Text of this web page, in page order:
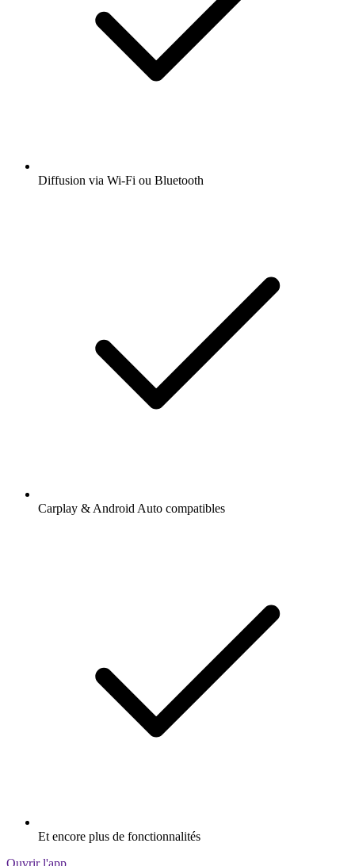
Diffusion via Wi-Fi ou Bluetooth
Carplay & Android Auto compatibles
Et encore plus de fonctionnalités